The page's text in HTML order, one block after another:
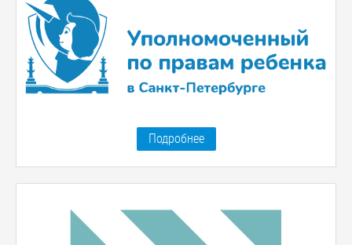
Подробнее